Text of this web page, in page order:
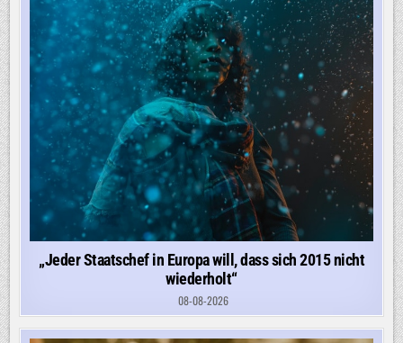
„Jeder Staatschef in Europa will, dass sich 2015 nicht
wiederholt“
08-08-2026